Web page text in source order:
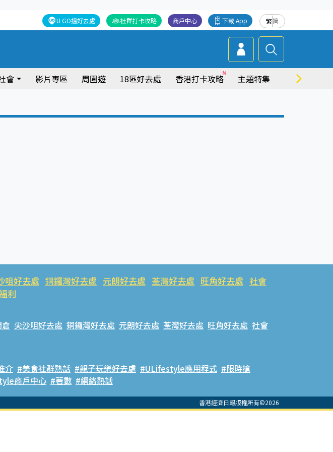
繁简
下載 App
商戶中心
社群打卡攻略
U GO搵好去處
會 影片專區 周圍遊 18區好去處 香港打卡攻略 主題特集 商場情報
咀好去處 銅鑼灣好去處 元朗好去處 荃灣好去處 旺角好去處 社會
利
尖沙咀好去處 銅鑼灣好去處 元朗好去處 荃灣好去處 旺角好去處 社會
介 #美食社群熱話 #親子玩樂好去處 #ULifestyle應用程式 #限時搶
商戶中心 #著數 #網絡熱話
香港經濟日報版權所有©2026